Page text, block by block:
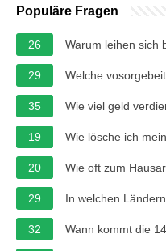
Populäre Fragen
26 Warum leihen sich
29 Welche
35 Wie viel geld
19 Wie lösche ich
20 Wie oft zum
29 In welchen
32 Wann kommt die